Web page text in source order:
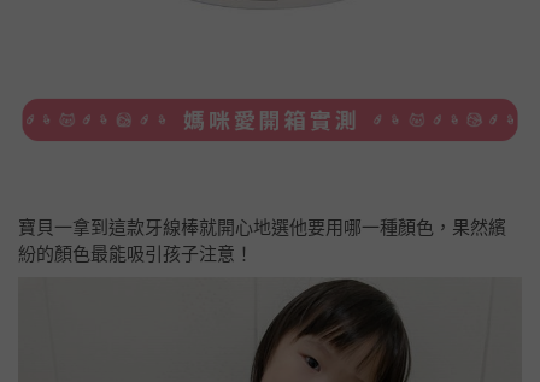
寶貝一拿到這款牙線棒就開心地選他要用哪一種顏色，果然繽
紛的顏色最能吸引孩子注意！